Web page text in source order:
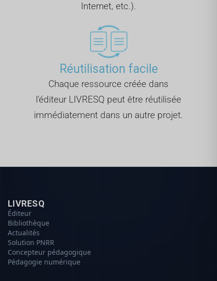
Internet, etc.).
Réutilisation facile
Chaque ressource créée dans
l'éditeur LIVRESQ peut être réutilisée
immédiatement dans un autre projet.
LIVRESQ
Éditeur
Bibliothèque
Actualités
Solution PNRR
Concepteur pédagogique
Pédagogie numérique